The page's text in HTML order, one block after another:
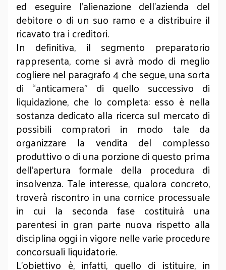
ed eseguire l’alienazione dell’azienda del
debitore o di un suo ramo e a distribuire il
ricavato tra i creditori.
In definitiva, il segmento preparatorio
rappresenta, come si avrà modo di meglio
cogliere nel paragrafo 4 che segue, una sorta
di “anticamera” di quello successivo di
liquidazione, che lo completa: esso è nella
sostanza dedicato alla ricerca sul mercato di
possibili compratori in modo tale da
organizzare la vendita del complesso
produttivo o di una porzione di questo prima
dell’apertura formale della procedura di
insolvenza. Tale interesse, qualora concreto,
troverà riscontro in una cornice processuale
in cui la seconda fase costituirà una
parentesi in gran parte nuova rispetto alla
disciplina oggi in vigore nelle varie procedure
concorsuali liquidatorie.
L’obiettivo è, infatti, quello di istituire, in